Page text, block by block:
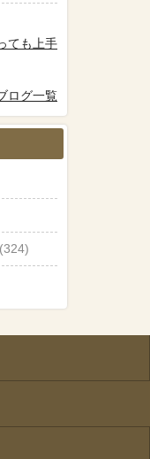
ても上手
ログ一覧
(324)